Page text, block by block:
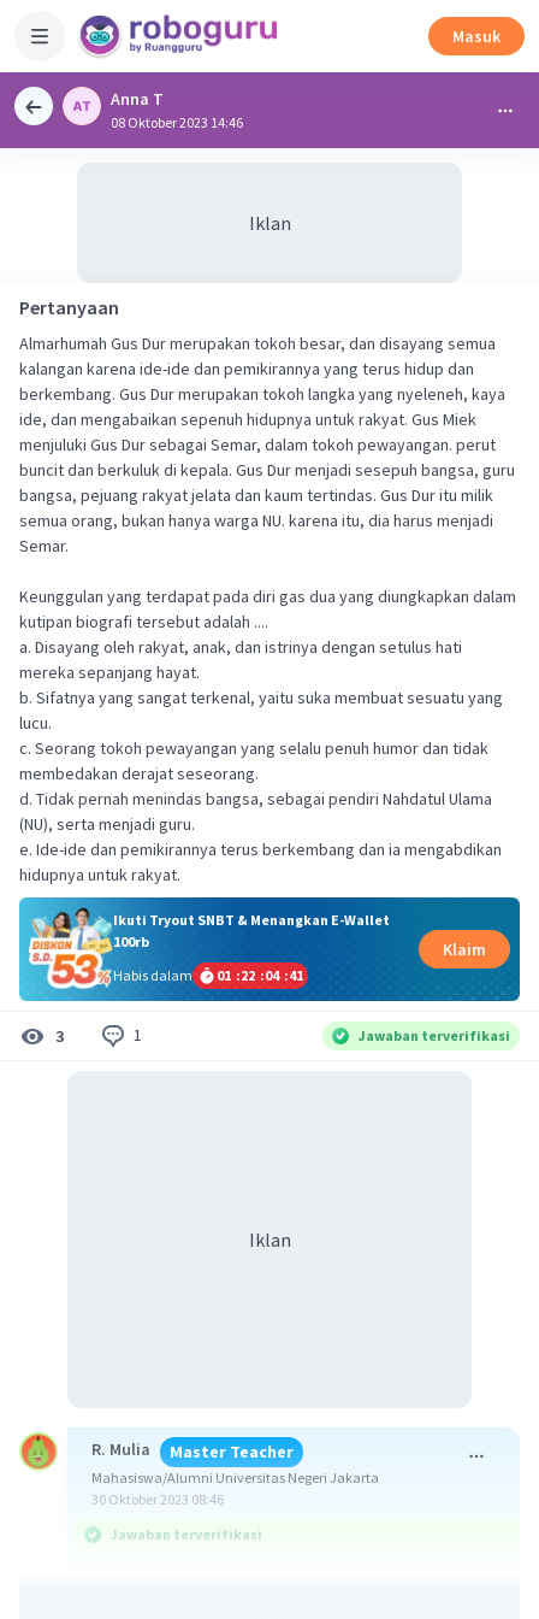
Masuk
Anna T
08 Oktober 2023 14:46
Iklan
Pertanyaan
Almarhumah Gus Dur merupakan tokoh besar, dan disayang semua
kalangan karena ide-ide dan pemikirannya yang terus hidup dan
berkembang. Gus Dur merupakan tokoh langka yang nyeleneh, kaya
ide, dan mengabaikan sepenuh hidupnya untuk rakyat. Gus Miek
menjuluki Gus Dur sebagai Semar, dalam tokoh pewayangan. perut
buncit dan berkuluk di kepala. Gus Dur menjadi sesepuh bangsa, guru
bangsa, pejuang rakyat jelata dan kaum tertindas. Gus Dur itu milik
semua orang, bukan hanya warga NU. karena itu, dia harus menjadi
Semar.
Keunggulan yang terdapat pada diri gas dua yang diungkapkan dalam
kutipan biografi tersebut adalah ....
a. Disayang oleh rakyat, anak, dan istrinya dengan setulus hati
mereka sepanjang hayat.
b. Sifatnya yang sangat terkenal, yaitu suka membuat sesuatu yang
lucu.
c. Seorang tokoh pewayangan yang selalu penuh humor dan tidak
membedakan derajat seseorang.
d. Tidak pernah menindas bangsa, sebagai pendiri Nahdatul Ulama
(NU), serta menjadi guru.
e. Ide-ide dan pemikirannya terus berkembang dan ia mengabdikan
hidupnya untuk rakyat.
Ikuti Tryout SNBT & Menangkan E-Wallet
100rb
Habis dalam
01 :22 :04 :40
Klaim
3 1 Jawaban terverifikasi
Iklan
R. Mulia Master Teacher
Mahasiswa/Alumni Universitas Negeri Jakarta
30 Oktober 2023 08:46
Jawaban terverifikasi